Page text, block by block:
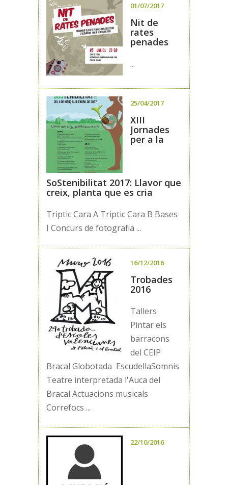
01/07/2017
Nit de
rates
penades
...
25/04/2017
XIII
Jornades
per a la
SoStenibilitat 2017: Llavor que
creix, planta que es cria
Triptic Cara A Triptic Cara B Bases
I Concurs de fotografia ...
16/12/2016
Trobades
2016
Tallers
Pintar els
barracons
del CEIP
Bracal Globotada EscudellaSomnis
Teatre interpretada l'Auca del
Bracal Actuacions musicals
Correfocs ...
22/10/2016